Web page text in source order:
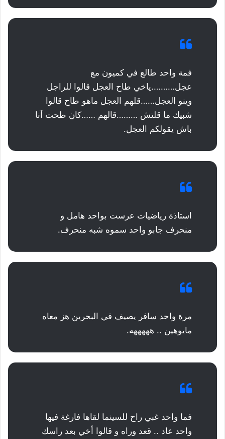
فمة واحد طالع في كميون مع
عجل……….ياخي طاح العجل قالوا للراجل
وينو العجل……قلهم العجل ماهو طاح قالوا
شبيك ما قلتش ………قالهم ……كان طحت آنا
باش يقولكم العجل.
استاذة رياضيات عرست بواحد هامل و
منحرف جابو واحد سموه شبه منحرف.
مرة واحد سافر يصيف في البحرين هز معاه
مايوهين .. هههههه.
فما واحد غبي راح للسينما لقاها فارغة فيها
واحد عاد .. قعد وراه و قالوا أخي بعد راسك